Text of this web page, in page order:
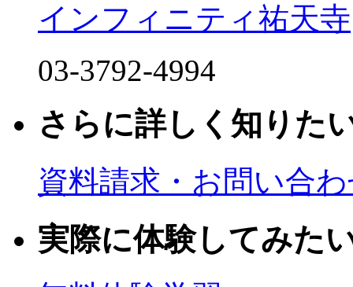
インフィニティ祐天寺
03-3792-4994
さらに詳しく知りた
資料請求・お問い合
実際に体験してみた